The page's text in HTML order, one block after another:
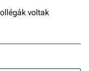
voltak